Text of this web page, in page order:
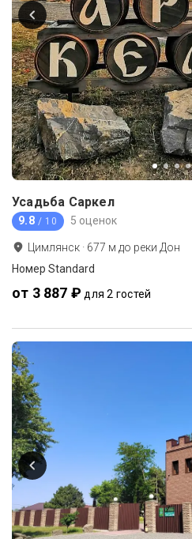
Усадьба Саркел
9.8 / 10 5 оценок
Цимлянск · 677 м до реки Дон
Номер Standard
от 3 887 ₽ для 2 гостей